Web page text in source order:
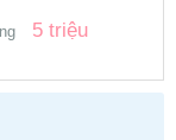
5 triệu